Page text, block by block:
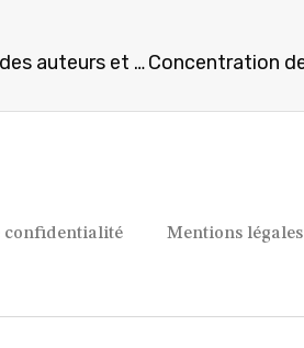
Bolloré et le monde du livre en 2026 : crise majeure, fronde des auteurs et bataille idéologique
confidentialité Mentions légales